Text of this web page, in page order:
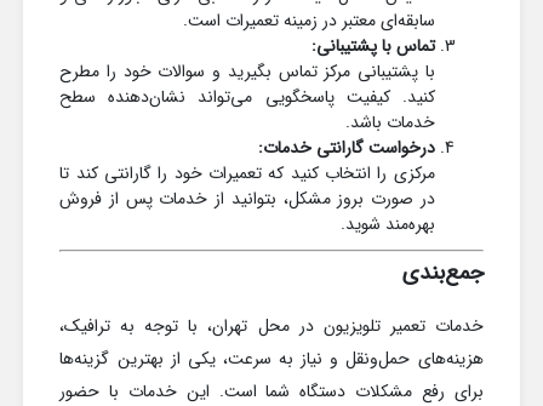
سابقه‌ای معتبر در زمینه تعمیرات است.
تماس با پشتیبانی:
با پشتیبانی مرکز تماس بگیرید و سوالات خود را مطرح
کنید. کیفیت پاسخگویی می‌تواند نشان‌دهنده سطح
خدمات باشد.
درخواست گارانتی خدمات:
مرکزی را انتخاب کنید که تعمیرات خود را گارانتی کند تا
در صورت بروز مشکل، بتوانید از خدمات پس از فروش
بهره‌مند شوید.
جمع‌بندی
خدمات تعمیر تلویزیون در محل تهران، با توجه به ترافیک،
هزینه‌های حمل‌ونقل و نیاز به سرعت، یکی از بهترین گزینه‌ها
برای رفع مشکلات دستگاه شما است. این خدمات با حضور